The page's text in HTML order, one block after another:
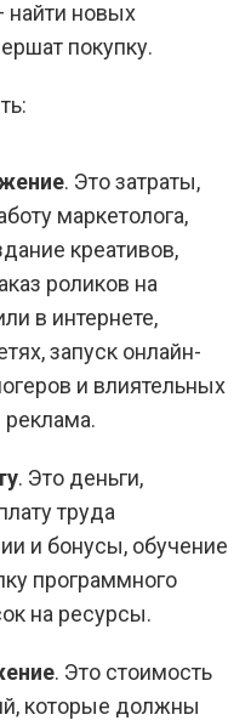
найти новых
покупку.
. Это затраты,
маркетолога,
креативов,
роликов на
в интернете,
запуск онлайн-
и влиятельных
реклама.
. Это деньги,
труда
и бонусы, обучение
программного
на ресурсы.
. Это стоимость
которые должны